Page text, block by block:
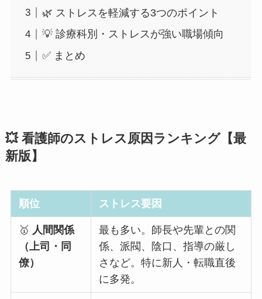
🌿 ストレスを軽減する3つのポイント
💡 診療科別・ストレスが強い職場傾向
✅ まとめ
💥 看護師のストレス原因ランキング【最
新版】
順位 ストレス要因
🥇 人間関係
（上司・同
僚）
最も多い。師長や先輩との関
係、派閥、陰口、指導の厳し
さなど。特に新人・転職直後
に多発。